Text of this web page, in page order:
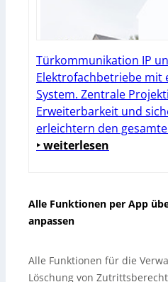
Türkommunikation IP
Elektrofachbetriebe mit
System. Zentrale
Erweiterbarkeit und
erleichtern den
‣ weiterlesen
Alle Funktionen per App
anpassen
Alle Funktionen für die
Löschung von